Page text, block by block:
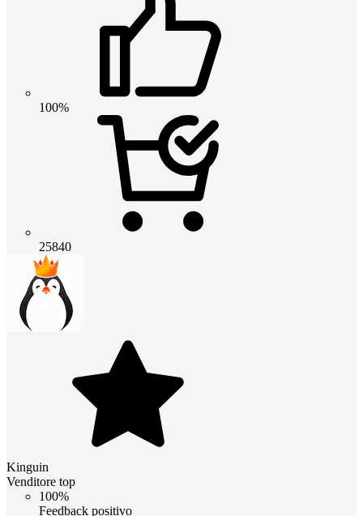
100%
25840
Kinguin
Venditore top
100%
Feedback positivo